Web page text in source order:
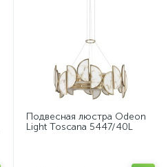
Подвесная люстра Odeon
Light Toscana 5447/40L